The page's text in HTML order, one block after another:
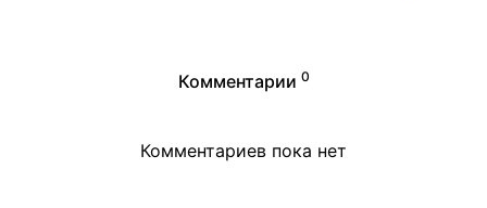
Комментарии 0
Комментариев пока нет